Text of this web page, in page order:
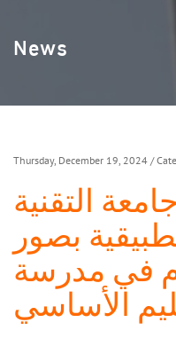
News
Thursday, December 19, 2024 /
التقنية
بصور
في مدرسة
الأساسي